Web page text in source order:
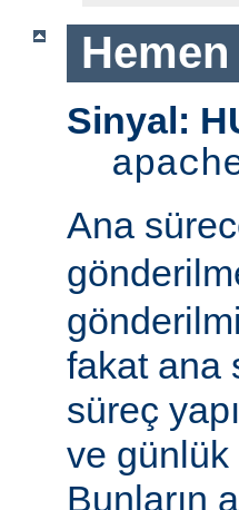
Sinyal:
Ana
fakat ana
süreç
ve günlük
Bunların